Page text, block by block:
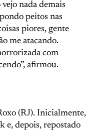
nada demais
peitos nas
piores, gente
me atacando.
com
afirmou.
(RJ). Inicialmente,
e, depois, repostado